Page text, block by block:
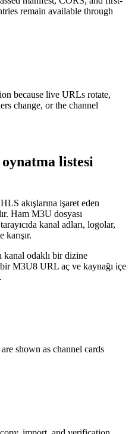
remain available through
because live URLs rotate,
change, or the channel
listesi
akışlarına işaret eden
Ham M3U dosyası
kanal adları, logolar,
kanal odaklı bir dizine
M3U8 URL aç ve kaynağı içe
shown as channel cards